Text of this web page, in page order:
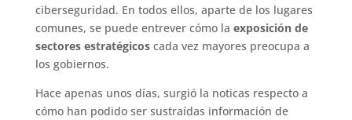
ciberseguridad. En todos ellos, aparte de los lugares
comunes, se puede entrever cómo la exposición de
sectores estratégicoscada vez mayores preocupa a
los gobiernos.
Hace apenas unos días, surgió la noticas respecto a
cómo han podido ser sustraídas información de